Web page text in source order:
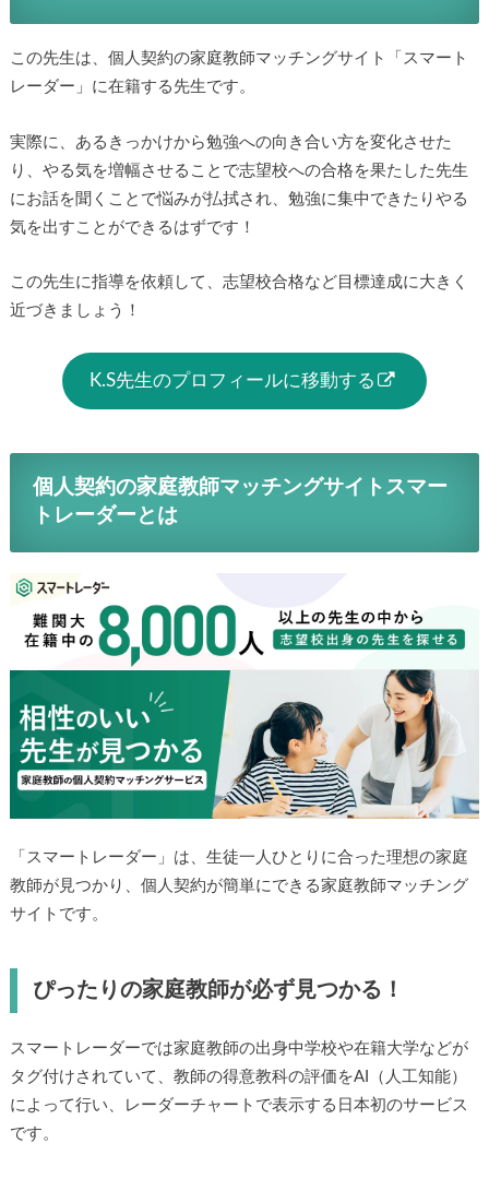
この先生は、個人契約の家庭教師マッチングサイト「スマート
レーダー」に在籍する先生です。
実際に、あるきっかけから勉強への向き合い方を変化させた
り、やる気を増幅させることで志望校への合格を果たした先生
にお話を聞くことで悩みが払拭され、勉強に集中できたりやる
気を出すことができるはずです！
この先生に指導を依頼して、志望校合格など目標達成に大きく
近づきましょう！
K.S先生のプロフィールに移動する
個人契約の家庭教師マッチングサイトスマー
トレーダーとは
「スマートレーダー」は、生徒一人ひとりに合った理想の家庭
教師が見つかり、個人契約が簡単にできる家庭教師マッチング
サイトです。
ぴったりの家庭教師が必ず見つかる！
スマートレーダーでは家庭教師の出身中学校や在籍大学などが
タグ付けされていて、教師の得意教科の評価をAI（人工知能）
によって行い、レーダーチャートで表示する日本初のサービス
です。